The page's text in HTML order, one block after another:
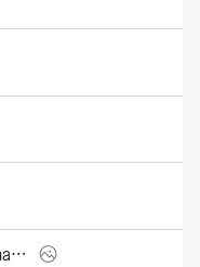
람보르기니 Revuelto Miura 60 Homage (2026)